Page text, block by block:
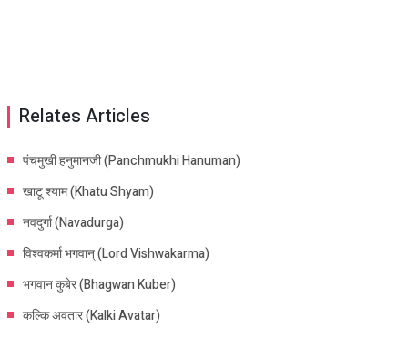
Relates Articles
पंचमुखी हनुमानजी (Panchmukhi Hanuman)
खाटू श्याम (Khatu Shyam)
नवदुर्गा (Navadurga)
विश्वकर्मा भगवान् (Lord Vishwakarma)
भगवान कुबेर (Bhagwan Kuber)
कल्कि अवतार (Kalki Avatar)